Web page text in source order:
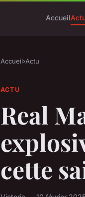
Accueil
Accueil›Actu
ACTU
Real
cette